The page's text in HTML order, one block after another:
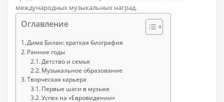
международных музыкальных наград.
Оглавление
Дима Билан: краткая биография
Ранние годы
Детство и семья
Музыкальное образование
Творческая карьера
Первые шаги в музыке
Успех на «Евровидении»